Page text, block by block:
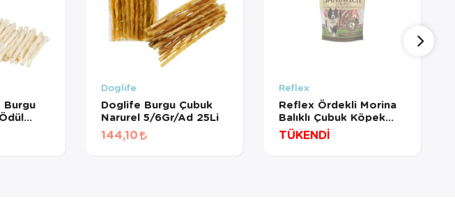
Doglife
Doglife Burgu Çubuk
Narurel 5/6Gr/Ad 25Li
144,10
Reflex
Reflex Ördekli Morina
Balıklı Çubuk Köpek
Ödülü 80 Gr
TÜKENDİ